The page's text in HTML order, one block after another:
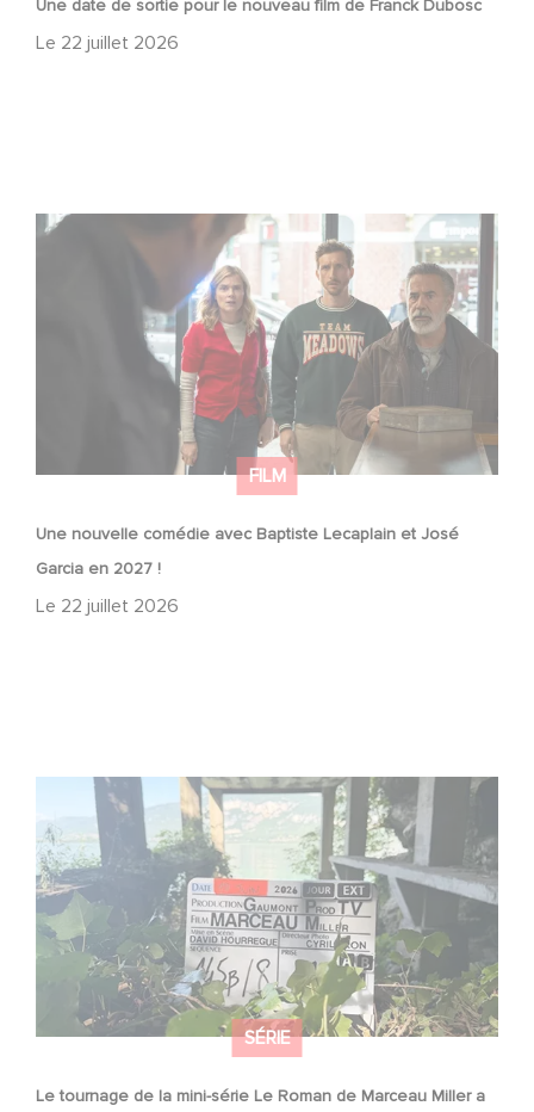
Une date de sortie pour le nouveau film de Franck Dubosc
Le 22 juillet 2026
FILM
Une nouvelle comédie avec Baptiste Lecaplain et José
Garcia en 2027 !
Le 22 juillet 2026
Une nouvelle comédie avec Baptiste Lecaplain et José
Garcia en 2027 !
SÉRIE
Le tournage de la mini-série Le Roman de Marceau Miller a
Le tournage de la mini-série Le Roman de Marceau Miller
a débuté